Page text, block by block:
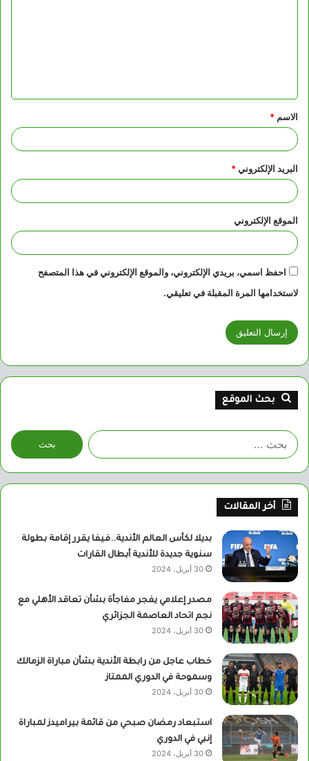
ق
*
الاسم *
البريد الإلكتروني*
الموقع الإلكتروني
احفظ اسمي، بريدي الإلكتروني، والموقع الإلكتروني في هذا المتصفح
لاستخدامها المرة المقبلة في تعليقي.
بحث الموقع
البحث
عن:
أخر المقالات
بديلا لكأس العالم الأندية..فيفا يقرر إقامة بطولة
سنوية جديدة للأندية أبطال القارات
30 أبريل، 2024
مصدر إعلامي يفجر مفاجأة بشأن تعاقد الأهلي مع
نجم اتحاد العاصمة الجزائري
30 أبريل، 2024
خطاب عاجل من رابطة الأندية بشأن مباراة الزمالك
وسموحة في الدوري الممتاز
30 أبريل، 2024
استبعاد رمضان صبحي من قائمة بيراميدز لمباراة
إنبي في الدوري
30 أبريل، 2024